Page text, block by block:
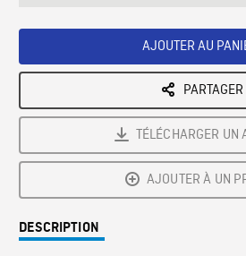
AJOUTER AU
PARTAGER
TÉLÉCHARGER UN
AJOUTER À UN
DESCRIPTION